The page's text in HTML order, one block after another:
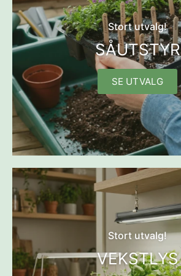
Stort utvalg!
SÅUTSTYR
SE UTVALG
Stort utvalg!
VEKSTLYS